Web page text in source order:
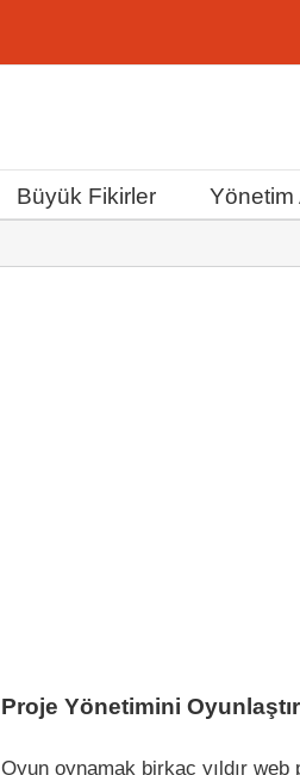
Büyük Fikirler Yönetim
Proje Yönetimini
Oyun oynamak birkaç yıldır